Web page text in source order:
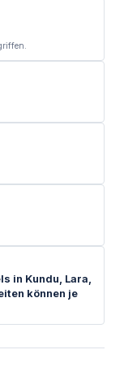
in Kundu, Lara,
können je